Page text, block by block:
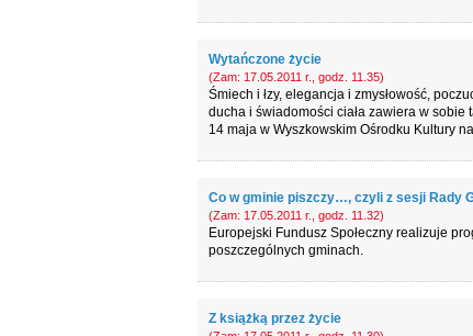
Wytańczone życie
(Zam: 17.05.2011 r., godz. 11.35)
Śmiech i łzy, elegancja i zmysłowość,
ducha i świadomości ciała zawiera w
14 maja w Wyszkowskim Ośrodku Kultury
Co w gminie piszczy…, czyli z sesji Rady
(Zam: 17.05.2011 r., godz. 11.32)
Europejski Fundusz Społeczny realizuje
poszczególnych gminach.
Z książką przez życie